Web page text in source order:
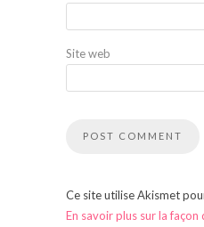
Site web
Ce site utilise Akismet
En savoir plus sur la